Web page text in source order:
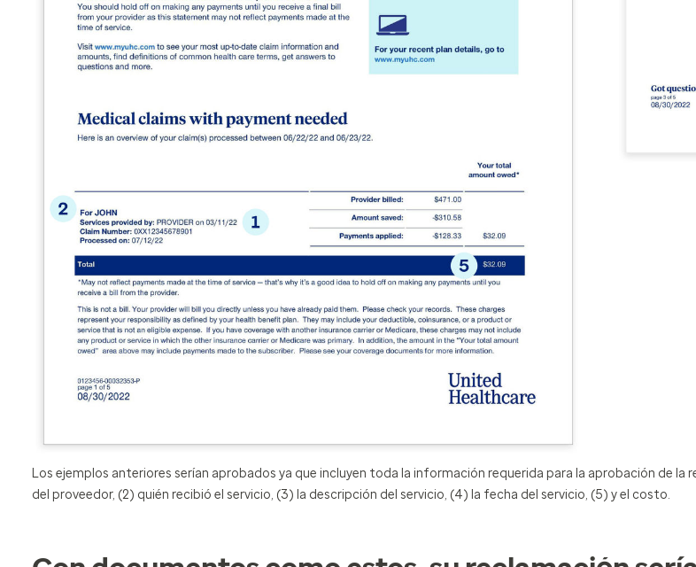
Los ejemplos anteriores serían aprobados ya que incluyen toda la información requerida para la aprobación de la
del proveedor, (2) quién recibió el servicio, (3) la descripción del servicio, (4) la fecha del servicio, (5) y el costo.